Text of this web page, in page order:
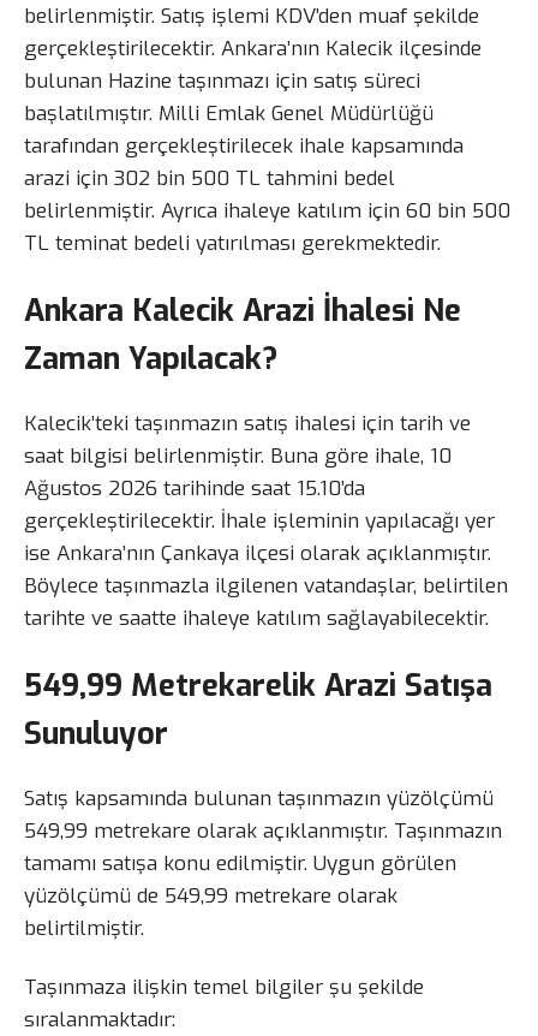
belirlenmiştir. Satış işlemi KDV’den muaf şekilde
gerçekleştirilecektir. Ankara’nın Kalecik ilçesinde
bulunan Hazine taşınmazı için satış süreci
başlatılmıştır. Milli Emlak Genel Müdürlüğü
tarafından gerçekleştirilecek ihale kapsamında
arazi için 302 bin 500 TL tahmini bedel
belirlenmiştir. Ayrıca ihaleye katılım için 60 bin 500
TL teminat bedeli yatırılması gerekmektedir.
Ankara Kalecik Arazi İhalesi Ne
Zaman Yapılacak?
Kalecik’teki taşınmazın satış ihalesi için tarih ve
saat bilgisi belirlenmiştir. Buna göre ihale, 10
Ağustos 2026 tarihinde saat 15.10’da
gerçekleştirilecektir. İhale işleminin yapılacağı yer
ise Ankara’nın Çankaya ilçesi olarak açıklanmıştır.
Böylece taşınmazla ilgilenen vatandaşlar, belirtilen
tarihte ve saatte ihaleye katılım sağlayabilecektir.
549,99 Metrekarelik Arazi Satışa
Sunuluyor
Satış kapsamında bulunan taşınmazın yüzölçümü
549,99 metrekare olarak açıklanmıştır. Taşınmazın
tamamı satışa konu edilmiştir. Uygun görülen
yüzölçümü de 549,99 metrekare olarak
belirtilmiştir.
Taşınmaza ilişkin temel bilgiler şu şekilde
sıralanmaktadır: